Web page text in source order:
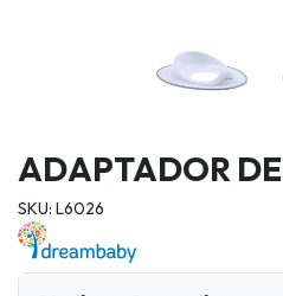
ADAPTADOR
SKU: L6026